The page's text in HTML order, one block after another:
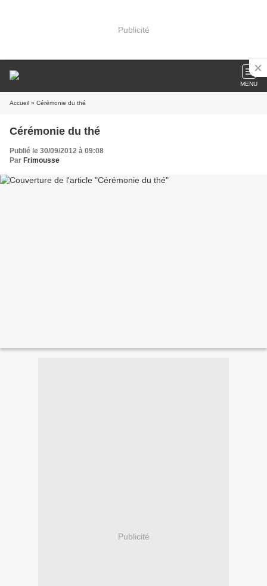
Publicité
MENU
Accueil » Cérémonie du thé
Cérémonie du thé
Publié le 30/09/2012 à 09:08
Par Frimousse
Publicité